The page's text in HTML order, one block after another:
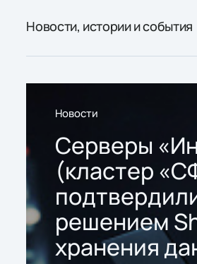
Новости, истории и события
Новости
Серверы
(кластер
решением
хранения